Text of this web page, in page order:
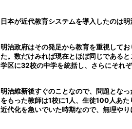
日本が近代教育システムを導入したのは明
明治政府はその発足から教育を重視して
た。数だけみれば現在とほぼ同じである
学区に32校の中学を統括し、さらにそれ
明治維新後すぐのことなので、問題とな
をもった教師は1校に1人、生徒100人あ
近代化を急いでいた時期なので、無理や